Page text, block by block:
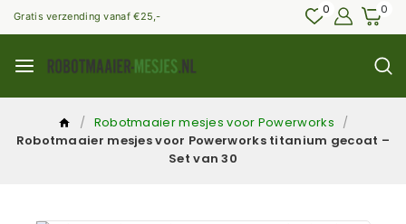
Gratis verzending vanaf €25,- 0 0
/ Robotmaaier mesjes voor Powerworks /
Robotmaaier mesjes voor Powerworks titanium gecoat –
Set van 30